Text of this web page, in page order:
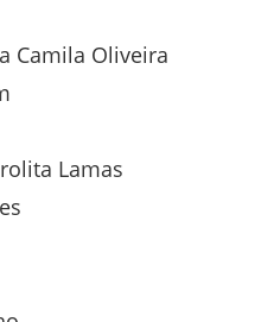
Camila Oliveira
Lamas